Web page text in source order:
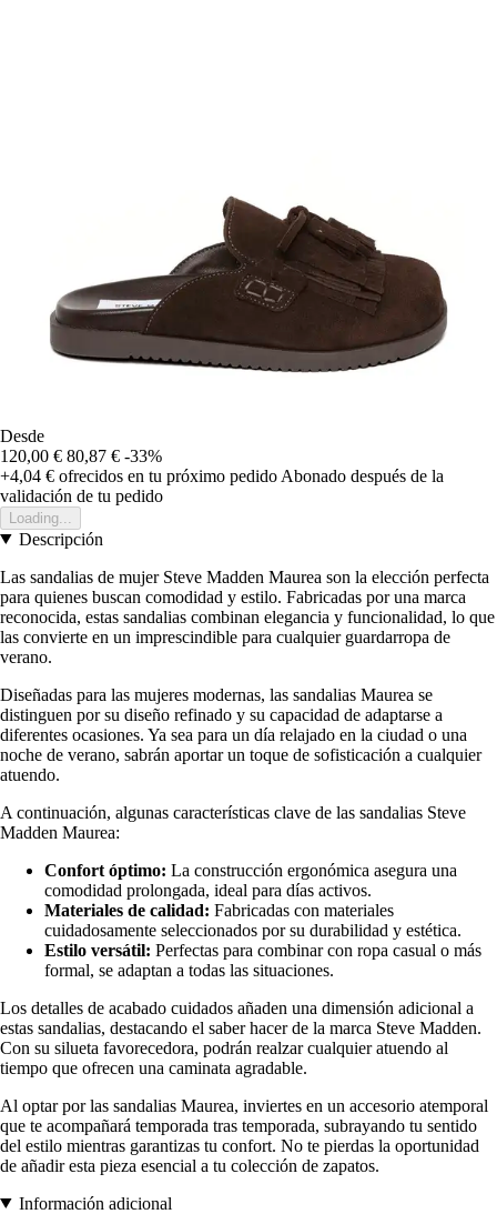
Desde
120,00 € 80,87 € -33%
+4,04 € ofrecidos en tu próximo pedido Abonado después de la
validación de tu pedido
Loading...
Descripción
Las sandalias de mujer Steve Madden Maurea son la elección perfecta
para quienes buscan comodidad y estilo. Fabricadas por una marca
reconocida, estas sandalias combinan elegancia y funcionalidad, lo que
las convierte en un imprescindible para cualquier guardarropa de
verano.
Diseñadas para las mujeres modernas, las sandalias Maurea se
distinguen por su diseño refinado y su capacidad de adaptarse a
diferentes ocasiones. Ya sea para un día relajado en la ciudad o una
noche de verano, sabrán aportar un toque de sofisticación a cualquier
atuendo.
A continuación, algunas características clave de las sandalias Steve
Madden Maurea:
Confort óptimo: La construcción ergonómica asegura una
comodidad prolongada, ideal para días activos.
Materiales de calidad: Fabricadas con materiales
cuidadosamente seleccionados por su durabilidad y estética.
Estilo versátil: Perfectas para combinar con ropa casual o más
formal, se adaptan a todas las situaciones.
Los detalles de acabado cuidados añaden una dimensión adicional a
estas sandalias, destacando el saber hacer de la marca Steve Madden.
Con su silueta favorecedora, podrán realzar cualquier atuendo al
tiempo que ofrecen una caminata agradable.
Al optar por las sandalias Maurea, inviertes en un accesorio atemporal
que te acompañará temporada tras temporada, subrayando tu sentido
del estilo mientras garantizas tu confort. No te pierdas la oportunidad
de añadir esta pieza esencial a tu colección de zapatos.
Información adicional